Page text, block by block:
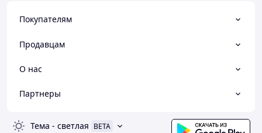
Покупателям
Продавцам
О нас
Партнеры
Тема - светлая BETA